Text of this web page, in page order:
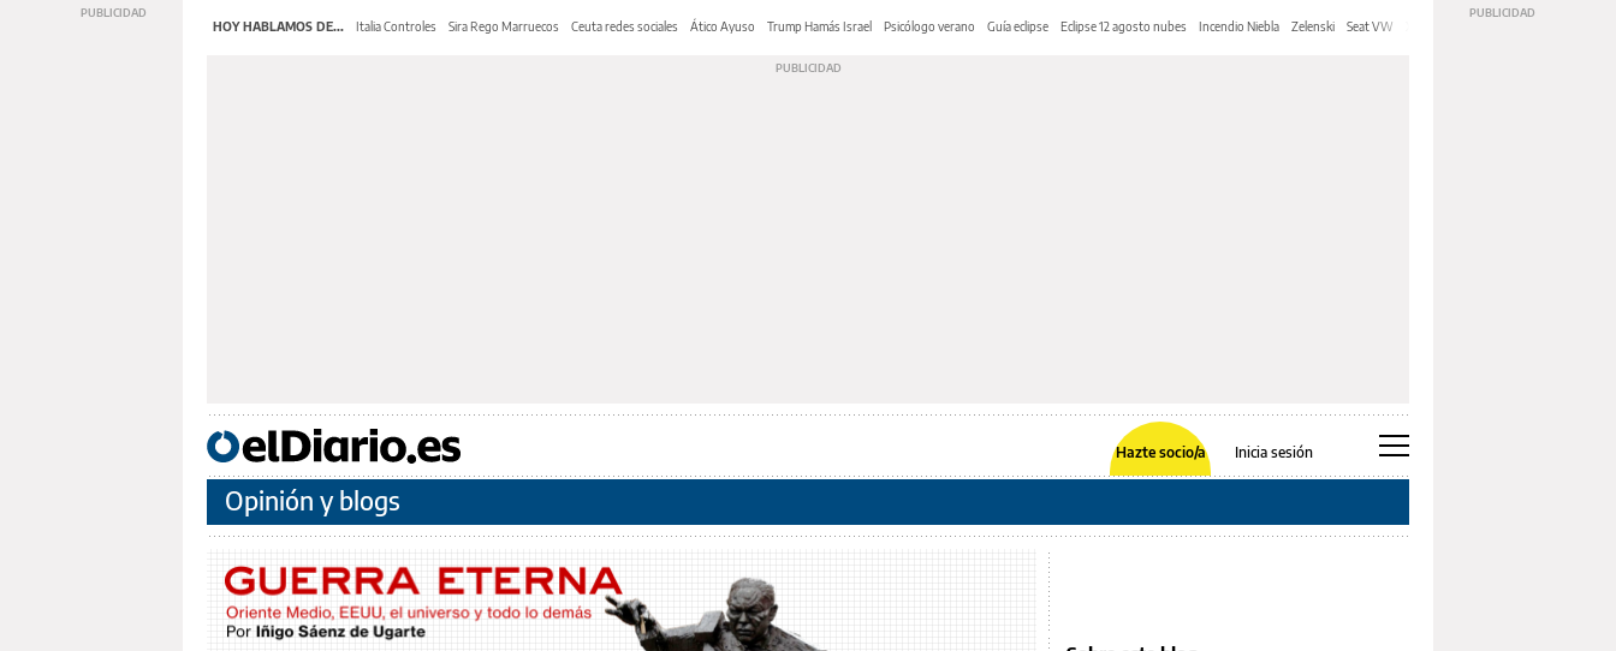
HOY HABLAMOS DE... Italia Controles Sira Rego Marruecos Ceuta redes sociales Ático Ayuso Trump Hamás Israel Psicólogo verano Guía eclipse Eclipse 12 agosto nubes Incendio Niebla Zelenski Seat VW
Hazte socio/a Inicia sesión
Opinión y blogs